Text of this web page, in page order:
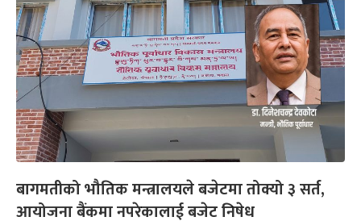
बागमतीको भौतिक मन्त्रालयले बजेटमा तोक्यो ३ सर्त,
आयोजना बैंकमा नपरेकालाई बजेट निषेध